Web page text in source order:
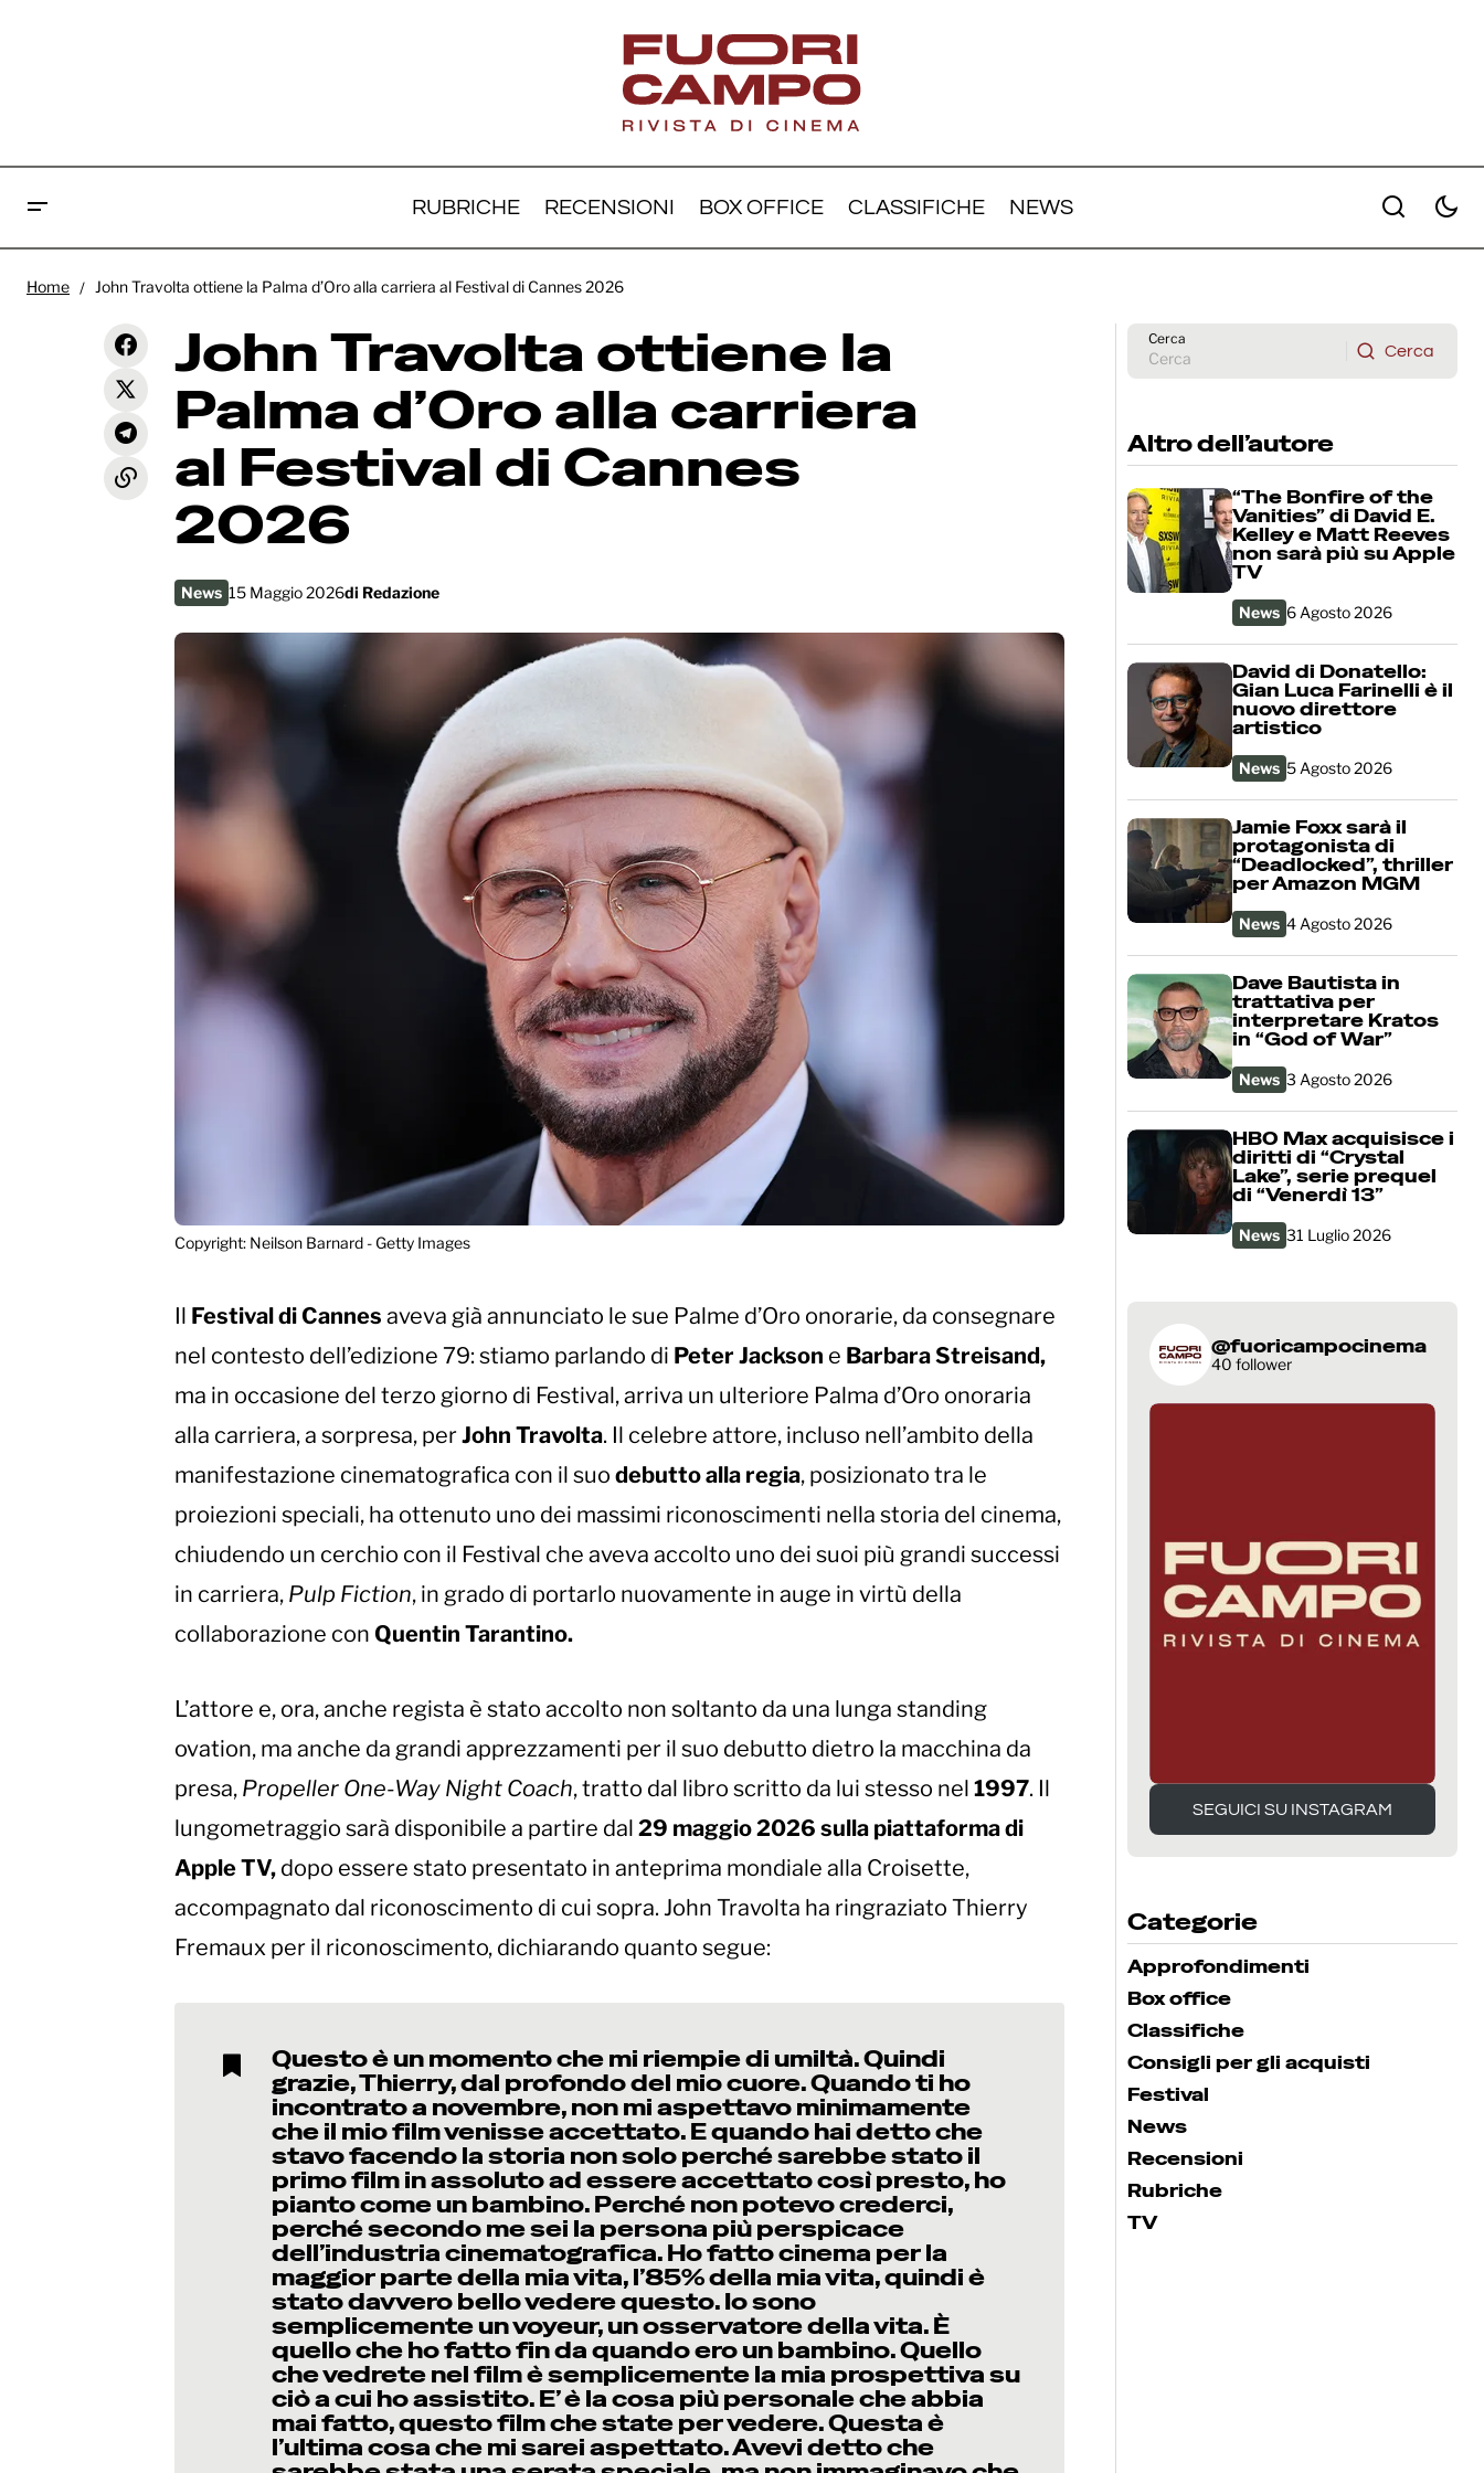
RUBRICHE RECENSIONI BOX OFFICE CLASSIFICHE NEWS
Cannes 79 - Fatherland: la sublime
Pawlikowski
John Travolta ottiene la Palma
Cannes 2026
Home John Travolta ottiene la Palma d’Oro alla carriera al Festival di Cannes 2026
John Travolta ottiene la
Palma d’Oro alla carriera
al Festival di Cannes
2026
News 15 Maggio 2026di Redazione
Copyright: Neilson Barnard - Getty Images
Il Festival di Cannes aveva già annunciato le sue Palme d’Oro onorarie, da consegnare
nel contesto dell’edizione 79: stiamo parlando di Peter Jackson e Barbara Streisand,
ma in occasione del terzo giorno di Festival, arriva un ulteriore Palma d’Oro onoraria
alla carriera, a sorpresa, perJohn Travolta. Il celebre attore, incluso nell’ambito della
manifestazione cinematografica con il suo debutto alla regia, posizionato tra le
proiezioni speciali, ha ottenuto uno dei massimi riconoscimenti nella storia del cinema,
chiudendo un cerchio con il Festival che aveva accolto uno dei suoi più grandi successi
in carriera, Pulp Fiction, in grado di portarlo nuovamente in auge in virtù della
collaborazione con Quentin Tarantino.
L’attore e, ora, anche regista è stato accolto non soltanto da una lunga standing
ovation, ma anche da grandi apprezzamenti per il suo debutto dietro la macchina da
presa, Propeller One-Way Night Coach, tratto dal libro scritto da lui stesso nel 1997. Il
lungometraggio sarà disponibile a partire dal 29 maggio 2026 sulla piattaforma di
Apple TV, dopo essere stato presentato in anteprima mondiale alla Croisette,
accompagnato dal riconoscimento di cui sopra. John Travolta ha ringraziato Thierry
Fremaux per il riconoscimento, dichiarando quanto segue:
Questo è un momento che mi riempie di umiltà. Quindi
grazie, Thierry, dal profondo del mio cuore. Quando ti ho
incontrato a novembre, non mi aspettavo minimamente
che il mio film venisse accettato. E quando hai detto che
stavo facendo la storia non solo perché sarebbe stato il
primo film in assoluto ad essere accettato così presto, ho
pianto come un bambino. Perché non potevo crederci,
perché secondo me sei la persona più perspicace
dell’industria cinematografica. Ho fatto cinema per la
maggior parte della mia vita, l’85% della mia vita, quindi è
stato davvero bello vedere questo. Io sono
semplicemente un voyeur, un osservatore della vita. È
quello che ho fatto fin da quando ero un bambino. Quello
che vedrete nel film è semplicemente la mia prospettiva su
ciò a cui ho assistito. E’ è la cosa più personale che abbia
mai fatto, questo film che state per vedere. Questa è
l’ultima cosa che mi sarei aspettato. Avevi detto che
Cerca
Cerca
Altro dell’autore
“The Bonfire of the
Vanities” di David E.
Kelley e Matt Reeves
non sarà più su Apple
TV
News 6 Agosto 2026
David di Donatello:
Gian Luca Farinelli è il
nuovo direttore
artistico
News 5 Agosto 2026
Jamie Foxx sarà il
protagonista di
“Deadlocked”, thriller
per Amazon MGM
News 4 Agosto 2026
Dave Bautista in
trattativa per
interpretare Kratos
in “God of War”
News 3 Agosto 2026
HBO Max acquisisce i
diritti di “Crystal
Lake”, serie prequel
di “Venerdì 13”
News 31 Luglio 2026
@fuoricampocinema
40 follower
SEGUICI SU INSTAGRAM
SEGUICI SU INSTAGRAM
Categorie
Approfondimenti
Box office
Classifiche
Consigli per gli acquisti
Festival
News
Recensioni
Rubriche
TV